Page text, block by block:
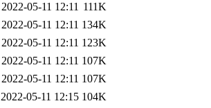
2022-05-11 12:11 111K
2022-05-11 12:11 134K
2022-05-11 12:11 123K
2022-05-11 12:11 107K
2022-05-11 12:11 107K
2022-05-11 12:15 104K